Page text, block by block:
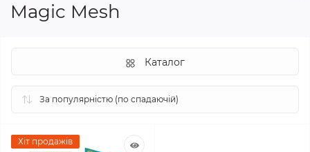
Magic Mesh
Каталог
Хіт продажів